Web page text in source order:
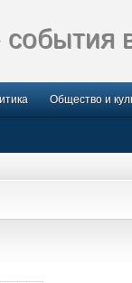
Общество и